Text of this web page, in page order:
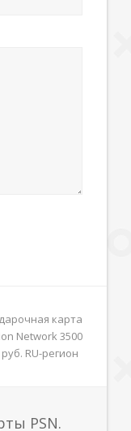
карта
Network 3500
руб. RU-регион
PSN.